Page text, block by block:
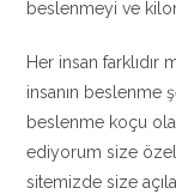
beslenmeyi ve
Her insan farklıdır
insanın beslenme
beslenme koçu
ediyorum size
sitemizde size